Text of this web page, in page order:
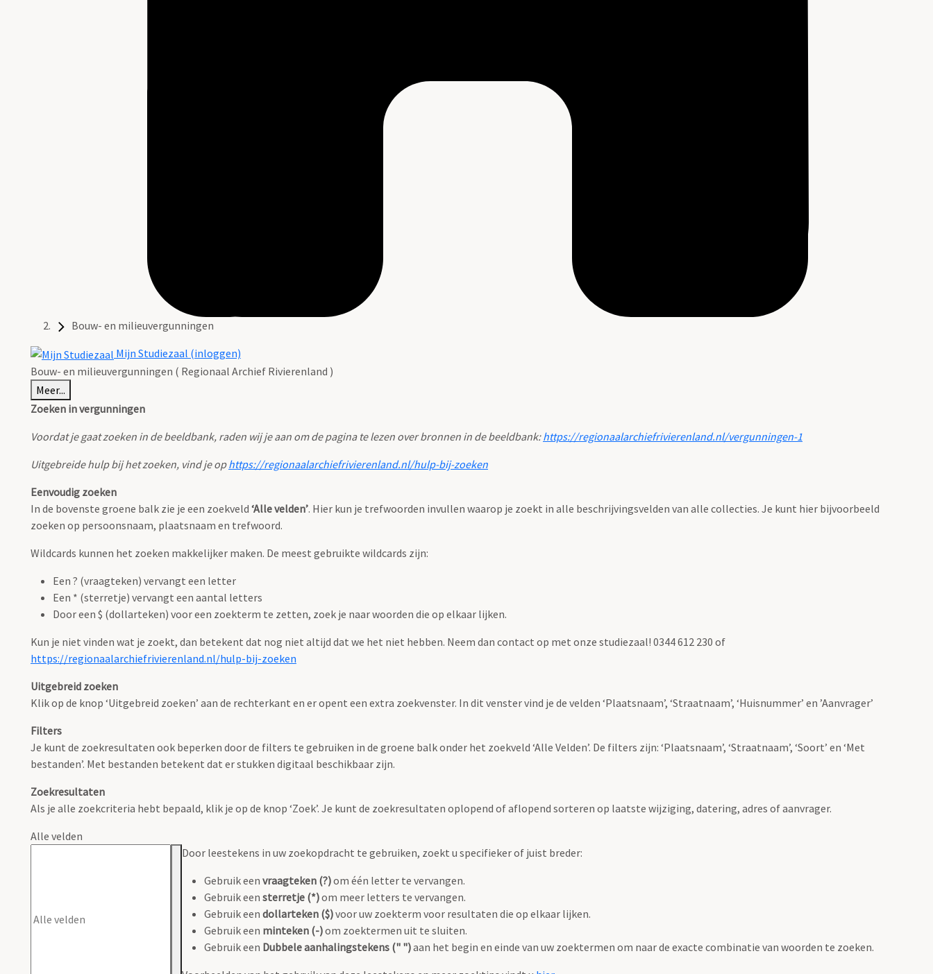
Bouw- en milieuvergunningen
Mijn Studiezaal (inloggen)
Bouw- en milieuvergunningen ( Regionaal Archief Rivierenland )
Meer...
Zoeken in vergunningen
Voordat je gaat zoeken in de beeldbank, raden wij je aan om de pagina te lezen over bronnen in de beeldbank:https://regionaalarchiefrivierenland.nl/vergunningen-1
Uitgebreide hulp bij het zoeken, vind je ophttps://regionaalarchiefrivierenland.nl/hulp-bij-zoeken
Eenvoudig zoeken
In de bovenste groene balk zie je een zoekveld ‘Alle velden’. Hier kun je trefwoorden invullen waarop je zoekt in alle beschrijvingsvelden van alle collecties. Je kunt hier bijvoorbeeld
zoeken op persoonsnaam, plaatsnaam en trefwoord.
Wildcards kunnen het zoeken makkelijker maken. De meest gebruikte wildcards zijn:
Een ? (vraagteken) vervangt een letter
Een * (sterretje) vervangt een aantal letters
Door een $ (dollarteken) voor een zoekterm te zetten, zoek je naar woorden die op elkaar lijken.
Kun je niet vinden wat je zoekt, dan betekent dat nog niet altijd dat we het niet hebben. Neem dan contact op met onze studiezaal! 0344 612 230 of
https://regionaalarchiefrivierenland.nl/hulp-bij-zoeken
Uitgebreid zoeken
Klik op de knop ‘Uitgebreid zoeken’ aan de rechterkant en er opent een extra zoekvenster. In dit venster vind je de velden ‘Plaatsnaam’, ‘Straatnaam’, ‘Huisnummer’ en ’Aanvrager’
Filters
Je kunt de zoekresultaten ook beperken door de filters te gebruiken in de groene balk onder het zoekveld ‘Alle Velden’. De filters zijn: ‘Plaatsnaam’, ‘Straatnaam’, ‘Soort’ en ‘Met
bestanden’. Met bestanden betekent dat er stukken digitaal beschikbaar zijn.
Zoekresultaten
Als je alle zoekcriteria hebt bepaald, klik je op de knop ‘Zoek’. Je kunt de zoekresultaten oplopend of aflopend sorteren op laatste wijziging, datering, adres of aanvrager.
Alle velden
Door leestekens in uw zoekopdracht te gebruiken, zoekt u specifieker of juist breder:
Gebruik een vraagteken (?)om één letter te vervangen.
Gebruik een sterretje (*)om meer letters te vervangen.
Gebruik een dollarteken ($)voor uw zoekterm voor resultaten die op elkaar lijken.
Gebruik een minteken (-)om zoektermen uit te sluiten.
Gebruik een Dubbele aanhalingstekens (" ")aan het begin en einde van uw zoektermen om naar de exacte combinatie van woorden te zoeken.